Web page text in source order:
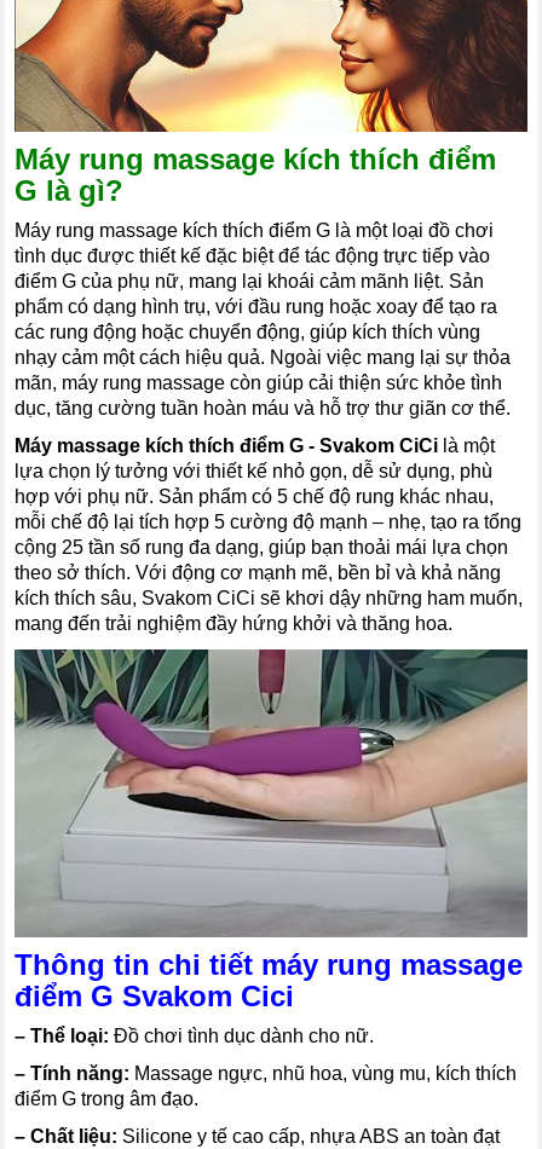
Máy rung massage kích thích điểm
G là gì?
Máy rung massage kích thích điểm G là một loại đồ chơi
tình dục được thiết kế đặc biệt để tác động trực tiếp vào
điểm G của phụ nữ, mang lại khoái cảm mãnh liệt. Sản
phẩm có dạng hình trụ, với đầu rung hoặc xoay để tạo ra
các rung động hoặc chuyển động, giúp kích thích vùng
nhạy cảm một cách hiệu quả. Ngoài việc mang lại sự thỏa
mãn, máy rung massage còn giúp cải thiện sức khỏe tình
dục, tăng cường tuần hoàn máu và hỗ trợ thư giãn cơ thể.
Máy massage kích thích điểm G - Svakom CiCi là một
lựa chọn lý tưởng với thiết kế nhỏ gọn, dễ sử dụng, phù
hợp với phụ nữ. Sản phẩm có 5 chế độ rung khác nhau,
mỗi chế độ lại tích hợp 5 cường độ mạnh – nhẹ, tạo ra tổng
cộng 25 tần số rung đa dạng, giúp bạn thoải mái lựa chọn
theo sở thích. Với động cơ mạnh mẽ, bền bỉ và khả năng
kích thích sâu, Svakom CiCi sẽ khơi dậy những ham muốn,
mang đến trải nghiệm đầy hứng khởi và thăng hoa.
Thông tin chi tiết máy rung massage
điểm G Svakom Cici
–Thể loại: Đồ chơi tình dục dành cho nữ.
–Tính năng: Massage ngực, nhũ hoa, vùng mu, kích thích
điểm G trong âm đạo.
–Chất liệu: Silicone y tế cao cấp, nhựa ABS an toàn đạt